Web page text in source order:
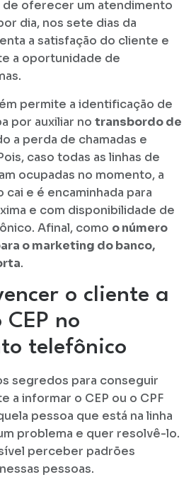
de oferecer um atendimento
dia, nos sete dias da
a satisfação do cliente e
a oportunidade de
permite a identificação de
por auxiliar no transbordo de
a perda de chamadas e
caso todas as linhas de
ocupadas no momento, a
cai e é encaminhada para
e com disponibilidade de
Afinal, como o número
o marketing do banco,
.
o cliente a
no
telefônico
segredos para conseguir
a informar o CEP ou o CPF
pessoa que está na linha
problema e quer resolvê-lo.
perceber padrões
pessoas.